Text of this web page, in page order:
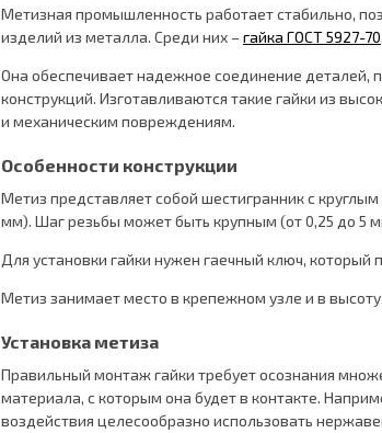
Метизная промышленность работает стабильно,
изделий из металла. Среди них –гайка ГОСТ 5927-70
Она обеспечивает надежное соединение деталей,
конструкций. Изготавливаются такие гайки из
и механическим повреждениям.
Особенности конструкции
Метиз представляет собой шестигранник с
мм). Шаг резьбы может быть крупным (от 0,25 до 5
Для установки гайки нужен гаечный ключ,
Метиз занимает место в крепежном узле и в
Установка метиза
Правильный монтаж гайки требует осознания
материала, с которым она будет в контакте.
воздействия целесообразно использовать